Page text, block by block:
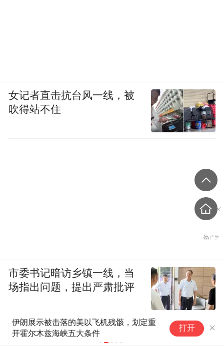
“水上运动小镇”的滩涂变形记 打开
女记者直击抗台风一线，被
吹得站不住
市委书记暗访乡镇一线，当
场指出问题，提出严肃批评